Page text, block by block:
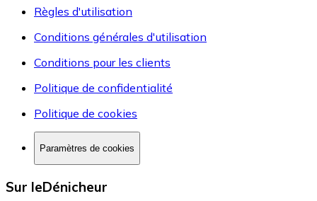
Règles d'utilisation
Conditions générales d'utilisation
Conditions pour les clients
Politique de confidentialité
Politique de cookies
Paramètres de cookies
Sur leDénicheur